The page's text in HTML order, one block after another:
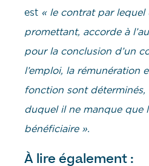
est « le contrat par lequel
promettant, accorde à
pour la conclusion d’un
l’emploi, la rémunération
fonction sont
duquel il ne manque que
bénéficiaire ».
À lire également :